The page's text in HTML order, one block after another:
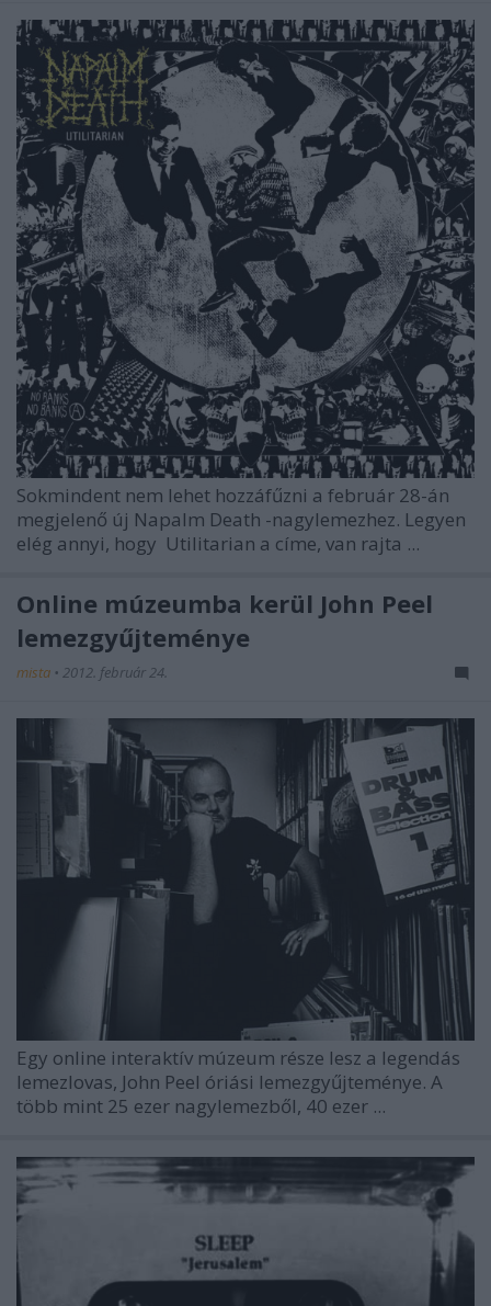
Sokmindent nem lehet hozzáfűzni a február 28-án
megjelenő új Napalm Death -nagylemezhez. Legyen
elég annyi, hogy Utilitarian a címe, van rajta ...
Online múzeumba kerül John Peel
lemezgyűjteménye
mista • 2012. február 24.
Egy online interaktív múzeum része lesz a legendás
lemezlovas, John Peel óriási lemezgyűjteménye. A
több mint 25 ezer nagylemezből, 40 ezer ...